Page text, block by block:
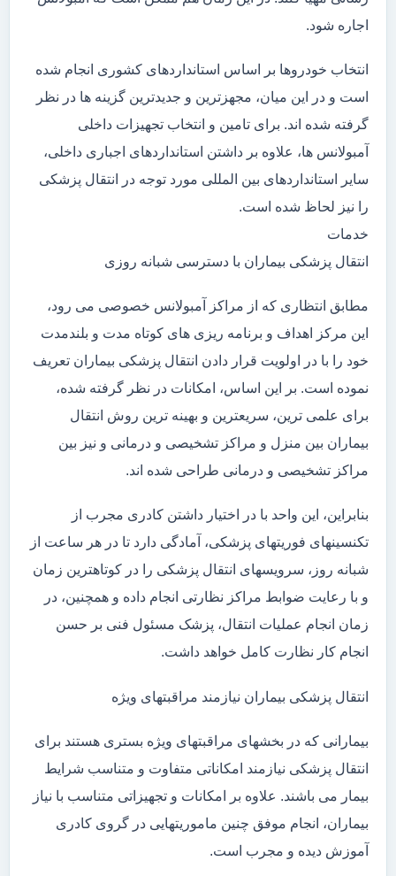
اجاره شود.
انتخاب خودروها بر اساس استانداردهای کشوری انجام شده
است و در این میان، مجهزترین و جدیدترین گزینه ها در نظر
گرفته شده اند. برای تامین و انتخاب تجهیزات داخلی
آمبولانس ها، علاوه بر داشتن استانداردهای اجباری داخلی،
سایر استانداردهای بین المللی مورد توجه در انتقال پزشکی
را نیز لحاظ شده است.
خدمات
انتقال پزشکی بیماران با دسترسی شبانه روزی
مطابق انتظاری که از مراکز آمبولانس خصوصی می رود،
این مرکز اهداف و برنامه ریزی های کوتاه مدت و بلندمدت
خود را با در اولویت قرار دادن انتقال پزشکی بیماران تعریف
نموده است. بر این اساس، امکانات در نظر گرفته شده،
برای علمی ترین، سریعترین و بهینه ترین روش انتقال
بیماران بین منزل و مراکز تشخیصی و درمانی و نیز بین
مراکز تشخیصی و درمانی طراحی شده اند.
بنابراین، این واحد با در اختیار داشتن کادری مجرب از
تکنسینهای فوریتهای پزشکی، آمادگی دارد تا در هر ساعت از
شبانه روز، سرویسهای انتقال پزشکی را در کوتاهترین زمان
و با رعایت ضوابط مراکز نظارتی انجام داده و همچنین، در
زمان انجام عملیات انتقال، پزشک مسئول فنی بر حسن
انجام کار نظارت کامل خواهد داشت.
انتقال پزشکی بیماران نیازمند مراقبتهای ویژه
بیمارانی که در بخشهای مراقبتهای ویژه بستری هستند برای
انتقال پزشکی نیازمند امکاناتی متفاوت و متناسب شرایط
بیمار می باشند. علاوه بر امکانات و تجهیزاتی متناسب با نیاز
بیماران، انجام موفق چنین ماموریتهایی در گروی کادری
آموزش دیده و مجرب است.